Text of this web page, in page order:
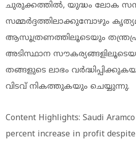
ചുരുക്കത്തിൽ, യുദ്ധം ലോക
സമ്മർദ്ദത്തിലാക്കുമ്പോഴും
ആസൂത്രണത്തിലൂടെയും
അടിസ്ഥാന
തങ്ങളുടെ ലാഭം
വിടവ് നികത്തുകയും ചെയ്യുന്നു.
Content Highlights: Saudi
percent increase in profit